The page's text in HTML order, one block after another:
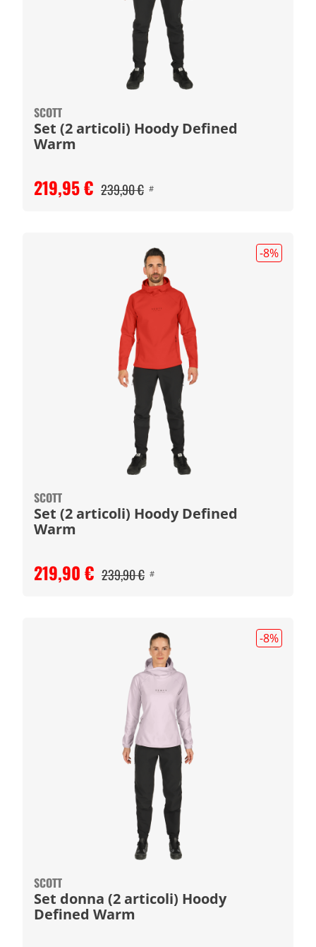
SCOTT
Set (2 articoli) Hoody Defined
Warm
219,95 € 239,90 € #
-8%
SCOTT
Set (2 articoli) Hoody Defined
Warm
219,90 € 239,90 € #
-8%
SCOTT
Set donna (2 articoli) Hoody
Defined Warm